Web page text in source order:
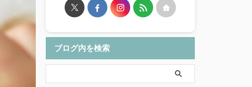
ブログ内を検索